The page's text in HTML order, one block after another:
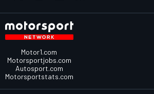
Motor1.com
Motorsportjobs.com
Autosport.com
Motorsportstats.com